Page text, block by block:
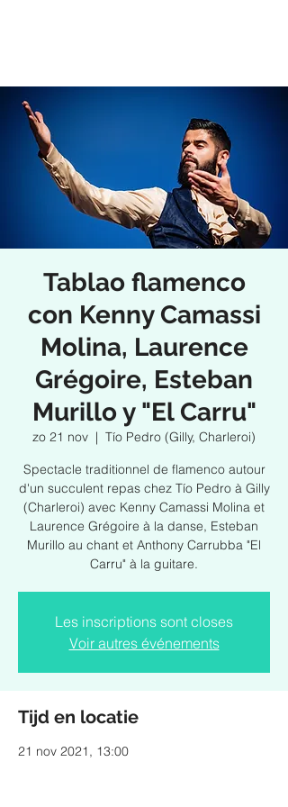
Tablao flamenco
con Kenny Camassi
Molina, Laurence
Grégoire, Esteban
Murillo y "El Carru"
zo 21 nov
  |
Tío Pedro (Gilly, Charleroi)
Spectacle traditionnel de flamenco autour
d'un succulent repas chez Tío Pedro à Gilly
(Charleroi) avec Kenny Camassi Molina et
Laurence Grégoire à la danse, Esteban
Murillo au chant et Anthony Carrubba "El
Carru" à la guitare.
Les inscriptions sont closes
Voir autres événements
Tijd en locatie
21 nov 2021, 13:00